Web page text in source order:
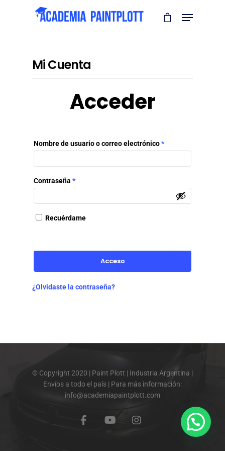
Mi Cuenta
Acceder
Nombre de usuario o correo electrónico*
Contraseña *
Recuérdame
Acceso
¿Olvidaste la contraseña?
© Copyright 2020 | Paint Plott | Industria Argentina |
Envíos a todo el país | Para más información:
info@academiapaintplott.com